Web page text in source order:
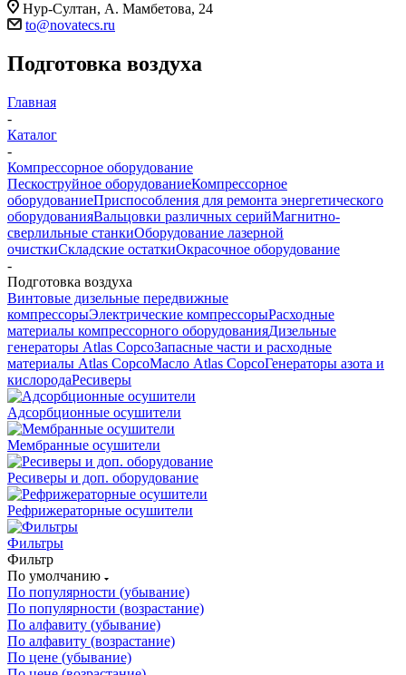
Нур-Султан, А. Мамбетова, 24
to@novatecs.ru
Подготовка воздуха
Главная
-
Каталог
-
Компрессорное оборудование
Пескоструйное оборудованиеКомпрессорное
оборудованиеПриспособления для ремонта энергетического
оборудованияВальцовки различных серийМагнитно-
сверлильные станкиОборудование лазерной
очисткиСкладские остаткиОкрасочное оборудование
-
Подготовка воздуха
Винтовые дизельные передвижные
компрессорыЭлектрические компрессорыРасходные
материалы компрессорного оборудованияДизельные
генераторы Atlas CopcoЗапасные части и расходные
материалы Atlas CopcoМасло Atlas CopcoГенераторы азота и
кислородаРесиверы
Адсорбционные осушители
Мембранные осушители
Ресиверы и доп. оборудование
Рефрижераторные осушители
Фильтры
Фильтр
По умолчанию
По популярности (убывание)
По популярности (возрастание)
По алфавиту (убывание)
По алфавиту (возрастание)
По цене (убывание)